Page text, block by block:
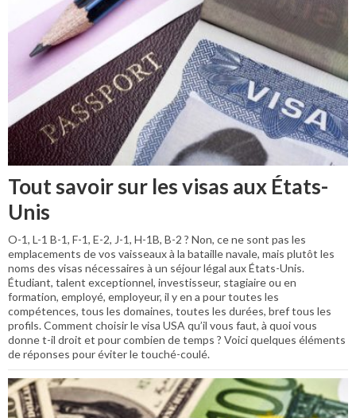
Tout savoir sur les visas aux États-
Unis
O-1, L-1 B-1, F-1, E-2, J-1, H-1B, B-2 ? Non, ce ne sont pas les
emplacements de vos vaisseaux à la bataille navale, mais plutôt les
noms des visas nécessaires à un séjour légal aux États-Unis.
Étudiant, talent exceptionnel, investisseur, stagiaire ou en
formation, employé, employeur, il y en a pour toutes les
compétences, tous les domaines, toutes les durées, bref tous les
profils. Comment choisir le visa USA qu’il vous faut, à quoi vous
donne t-il droit et pour combien de temps ? Voici quelques éléments
de réponses pour éviter le touché-coulé.